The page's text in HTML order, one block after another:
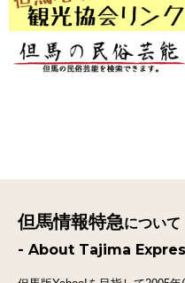
但馬情報特急について
- About Tajima